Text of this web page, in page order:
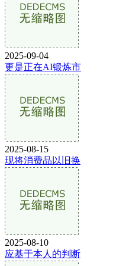
2025-09-04
更是正在AI锻炼市
2025-08-15
现将消费品以旧换
2025-08-10
应基于本人的判断